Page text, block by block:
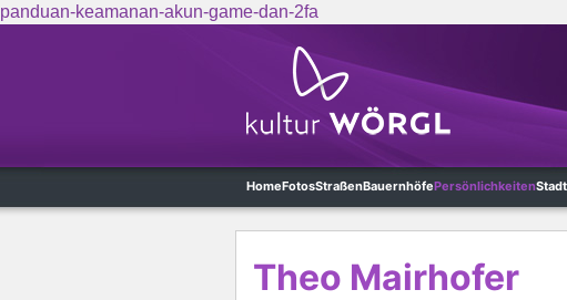
panduan-keamanan-akun-game-dan-2fa
HomeFotosStraßenBauernhöfePersönlichkeiten
Theo Mairhofer